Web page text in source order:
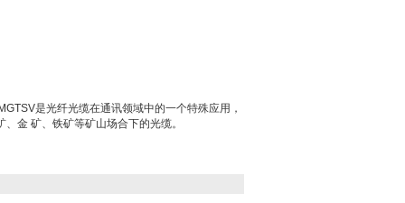
是光纤光缆在通讯领域中的一个特殊应用，
金 矿、铁矿等矿山场合下的光缆。